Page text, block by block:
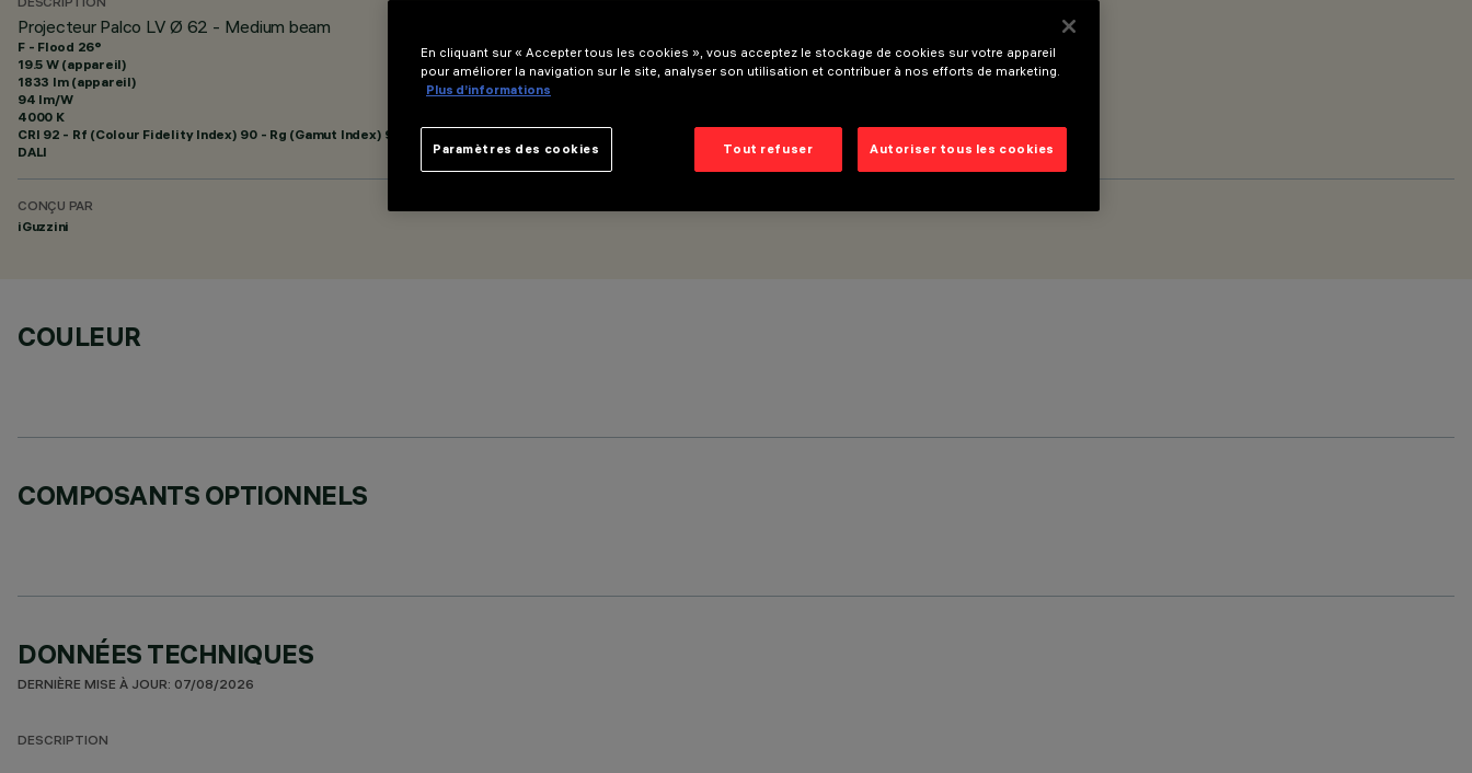
DESCRIPTION
Projecteur Palco LV Ø 62 - Medium beam
F - Flood 26°
19.5 W (appareil)
1833 lm (appareil)
94 lm/W
4000 K
CRI 92 - Rf (Colour Fidelity Index) 90 - Rg (Gamut Index) 98
DALI
CONÇU PAR
iGuzzini
COULEUR
COMPOSANTS OPTIONNELS
DONNÉES TECHNIQUES
DERNIÈRE MISE À JOUR: 07/08/2026
DESCRIPTION
En cliquant sur « Accepter tous les cookies », vous acceptez le stockage de cookies sur votre appareil
pour améliorer la navigation sur le site, analyser son utilisation et contribuer à nos efforts de marketing.
Plus d’informations
Tout refuser Autoriser tous les cookies
Paramètres des cookies